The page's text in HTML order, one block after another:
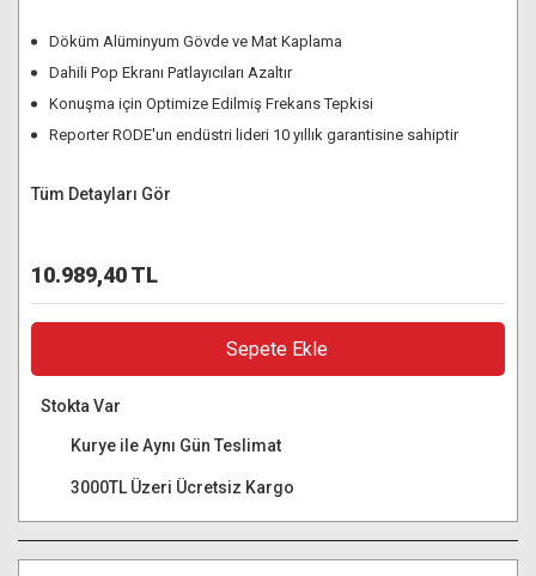
Döküm Alüminyum Gövde ve Mat Kaplama
Dahili Pop Ekranı Patlayıcıları Azaltır
Konuşma için Optimize Edilmiş Frekans Tepkisi
Reporter RODE'un endüstri lideri 10 yıllık garantisine sahiptir
Tüm Detayları Gör
10.989,40 TL
Sepete Ekle
Stokta Var
Kurye ile Aynı Gün Teslimat
3000TL Üzeri Ücretsiz Kargo